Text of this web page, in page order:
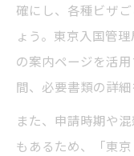
確にし、各種ビザ
ょう。東京入国管
の案内ページを活
間、必要書類の詳細
また、申請時期や
もあるため、「東